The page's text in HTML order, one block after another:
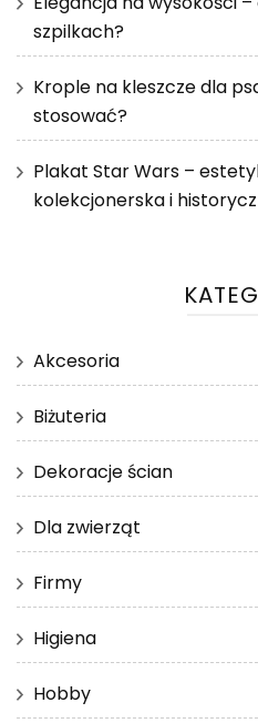
szpilkach?
Krople na kleszcze dla
stosować?
Plakat Star Wars –
kolekcjonerska i
Akcesoria
Biżuteria
Dekoracje ścian
Dla zwierząt
Firmy
Higiena
Hobby